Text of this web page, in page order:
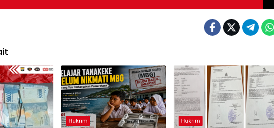
Hukrim Hukrim